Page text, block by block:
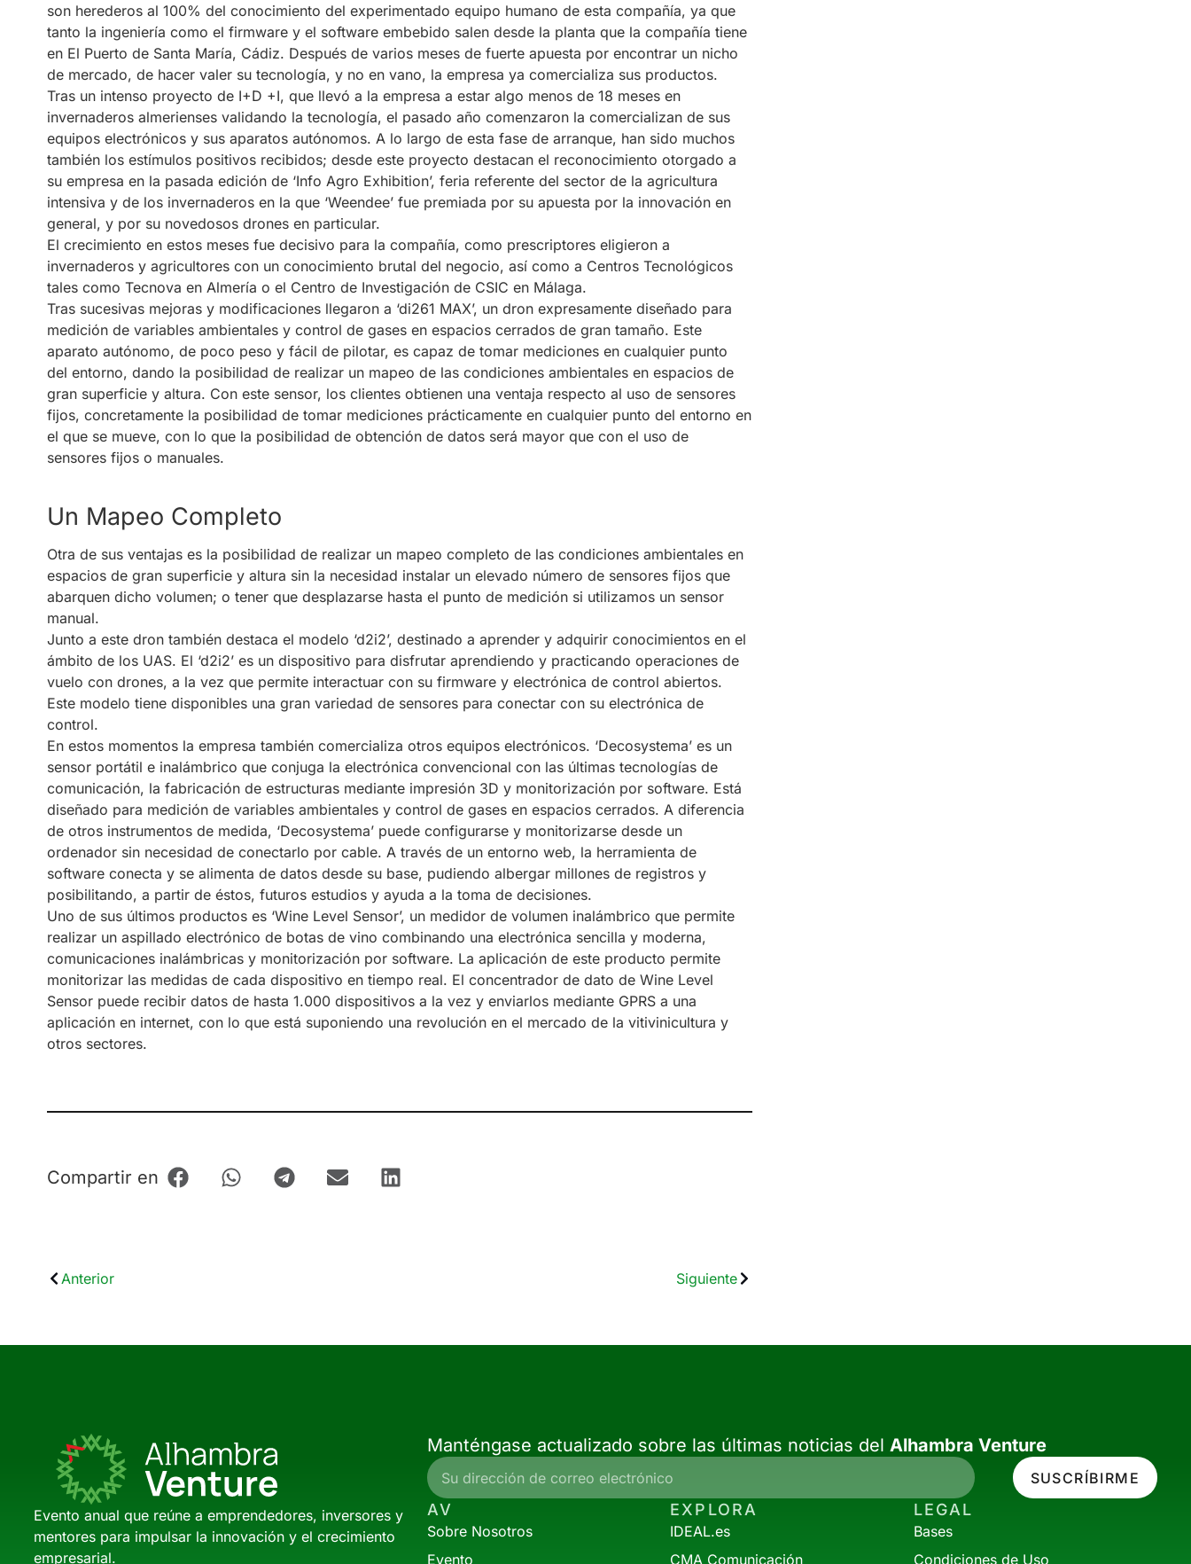
son herederos al 100% del conocimiento del experimentado equipo humano de esta compañía, ya que
tanto la ingeniería como el firmware y el software embebido salen desde la planta que la compañía tiene
en El Puerto de Santa María, Cádiz. Después de varios meses de fuerte apuesta por encontrar un nicho
de mercado, de hacer valer su tecnología, y no en vano, la empresa ya comercializa sus productos.
Tras un intenso proyecto de I+D +I, que llevó a la empresa a estar algo menos de 18 meses en
invernaderos almerienses validando la tecnología, el pasado año comenzaron la comercializan de sus
equipos electrónicos y sus aparatos autónomos. A lo largo de esta fase de arranque, han sido muchos
también los estímulos positivos recibidos; desde este proyecto destacan el reconocimiento otorgado a
su empresa en la pasada edición de ‘Info Agro Exhibition’, feria referente del sector de la agricultura
intensiva y de los invernaderos en la que ‘Weendee’ fue premiada por su apuesta por la innovación en
general, y por su novedosos drones en particular.
El crecimiento en estos meses fue decisivo para la compañía, como prescriptores eligieron a
invernaderos y agricultores con un conocimiento brutal del negocio, así como a Centros Tecnológicos
tales como Tecnova en Almería o el Centro de Investigación de CSIC en Málaga.
Tras sucesivas mejoras y modificaciones llegaron a ‘di261 MAX’, un dron expresamente diseñado para
medición de variables ambientales y control de gases en espacios cerrados de gran tamaño. Este
aparato autónomo, de poco peso y fácil de pilotar, es capaz de tomar mediciones en cualquier punto
del entorno, dando la posibilidad de realizar un mapeo de las condiciones ambientales en espacios de
gran superficie y altura. Con este sensor, los clientes obtienen una ventaja respecto al uso de sensores
fijos, concretamente la posibilidad de tomar mediciones prácticamente en cualquier punto del entorno en
el que se mueve, con lo que la posibilidad de obtención de datos será mayor que con el uso de
sensores fijos o manuales.
Un Mapeo Completo
Otra de sus ventajas es la posibilidad de realizar un mapeo completo de las condiciones ambientales en
espacios de gran superficie y altura sin la necesidad instalar un elevado número de sensores fijos que
abarquen dicho volumen; o tener que desplazarse hasta el punto de medición si utilizamos un sensor
manual.
Junto a este dron también destaca el modelo ‘d2i2’, destinado a aprender y adquirir conocimientos en el
ámbito de los UAS. El ‘d2i2’ es un dispositivo para disfrutar aprendiendo y practicando operaciones de
vuelo con drones, a la vez que permite interactuar con su firmware y electrónica de control abiertos.
Este modelo tiene disponibles una gran variedad de sensores para conectar con su electrónica de
control.
En estos momentos la empresa también comercializa otros equipos electrónicos. ‘Decosystema’ es un
sensor portátil e inalámbrico que conjuga la electrónica convencional con las últimas tecnologías de
comunicación, la fabricación de estructuras mediante impresión 3D y monitorización por software. Está
diseñado para medición de variables ambientales y control de gases en espacios cerrados. A diferencia
de otros instrumentos de medida, ‘Decosystema’ puede configurarse y monitorizarse desde un
ordenador sin necesidad de conectarlo por cable. A través de un entorno web, la herramienta de
software conecta y se alimenta de datos desde su base, pudiendo albergar millones de registros y
posibilitando, a partir de éstos, futuros estudios y ayuda a la toma de decisiones.
Uno de sus últimos productos es ‘Wine Level Sensor’, un medidor de volumen inalámbrico que permite
realizar un aspillado electrónico de botas de vino combinando una electrónica sencilla y moderna,
comunicaciones inalámbricas y monitorización por software. La aplicación de este producto permite
monitorizar las medidas de cada dispositivo en tiempo real. El concentrador de dato de Wine Level
Sensor puede recibir datos de hasta 1.000 dispositivos a la vez y enviarlos mediante GPRS a una
aplicación en internet, con lo que está suponiendo una revolución en el mercado de la vitivinicultura y
otros sectores.
Compartir en
Anterior Siguiente
Evento anual que reúne a emprendedores, inversores y
mentores para impulsar la innovación y el crecimiento
empresarial.
Manténgase actualizado sobre las últimas noticias del Alhambra Venture
SUSCRÍBIRME
AV
Sobre Nosotros
Evento
EXPLORA
IDEAL.es
CMA Comunicación
LEGAL
Bases
Condiciones de Uso